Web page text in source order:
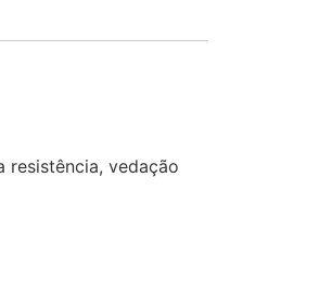
resistência, vedação